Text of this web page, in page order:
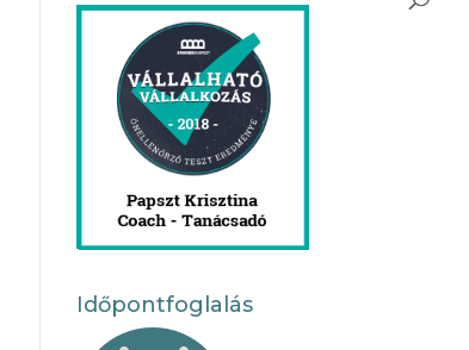
Időpontfoglalás